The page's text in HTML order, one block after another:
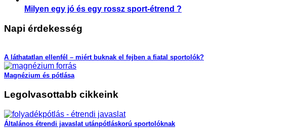
Milyen egy jó és egy rossz sport-étrend ?
Napi érdekesség
A láthatatlan ellenfél – miért buknak el fejben a fiatal sportolók?
Magnézium és pótlása
Legolvasottabb cikkeink
Általános étrendi javaslat utánpótláskorú sportolóknak